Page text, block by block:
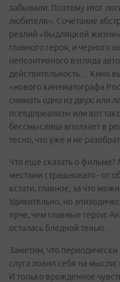
забывали. Поэтому итог
любителя». Сочетание
реалий «быдляцкой
главного героя, и черного
непозитивного взгляда
действительность… Кино
«нового кинематографа
снимать одно из двух: или
псевдореализм или вот
бессмыслица вползает в
тесно, что уже и не
Что еще сказать о
местами страшновато - от
кстати, главное, за что
Удивительно, но
ярче, чем главные герои:
осталась бледной тенью…
Заметим, что
слуга ловил себя на
И только врожденное